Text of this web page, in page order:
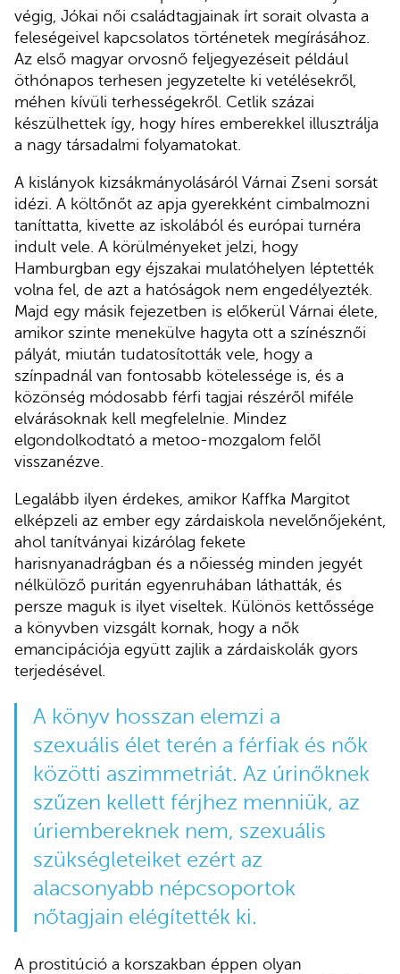
végig, Jókai női családtagjainak írt sorait olvasta a
feleségeivel kapcsolatos történetek megírásához.
Az első magyar orvosnő feljegyezéseit például
öthónapos terhesen jegyzetelte ki vetélésekről,
méhen kívüli terhességekről. Cetlik százai
készülhettek így, hogy híres emberekkel illusztrálja
a nagy társadalmi folyamatokat.
A kislányok kizsákmányolásáról Várnai Zseni sorsát
idézi. A költőnőt az apja gyerekként cimbalmozni
taníttatta, kivette az iskolából és európai turnéra
indult vele. A körülményeket jelzi, hogy
Hamburgban egy éjszakai mulatóhelyen léptették
volna fel, de azt a hatóságok nem engedélyezték.
Majd egy másik fejezetben is előkerül Várnai élete,
amikor szinte menekülve hagyta ott a színésznői
pályát, miután tudatosították vele, hogy a
színpadnál van fontosabb kötelessége is, és a
közönség módosabb férfi tagjai részéről miféle
elvárásoknak kell megfelelnie. Mindez
elgondolkodtató a metoo-mozgalom felől
visszanézve.
Legalább ilyen érdekes, amikor Kaffka Margitot
elképzeli az ember egy zárdaiskola nevelőnőjeként,
ahol tanítványai kizárólag fekete
harisnyanadrágban és a nőiesség minden jegyét
nélkülöző puritán egyenruhában láthatták, és
persze maguk is ilyet viseltek. Különös kettőssége
a könyvben vizsgált kornak, hogy a nők
emancipációja együtt zajlik a zárdaiskolák gyors
terjedésével.
A könyv hosszan elemzi a
szexuális élet terén a férfiak és nők
közötti aszimmetriát. Az úrinőknek
szűzen kellett férjhez menniük, az
úriembereknek nem, szexuális
szükségleteiket ezért az
alacsonyabb népcsoportok
nőtagjain elégítették ki.
A prostitúció a korszakban éppen olyan